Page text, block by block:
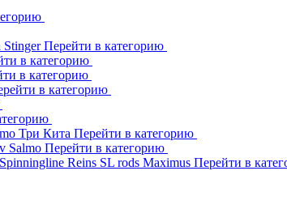
StingerПерейти в категорию
в категорию
в категорию
в категорию
Три Кита Перейти в категорию
Salmo Перейти в категорию
Spinningline Reins SL rods Maximus Перейти в